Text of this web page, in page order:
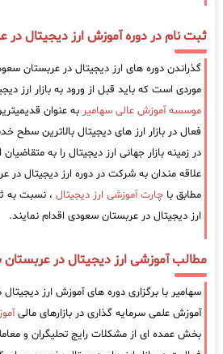
ثبت نام در دوره آموزش ارز دیجیتال
گذراندن دوره های ارز دیجیتال در عربستان
موردی است که باید قبل از ورود به بازار ارز
موسسه آموزش عالی سهامیر به عنوان
فعال در بازار ارز های دیجیتال بالاترین
در زمینه بازار جهانی ارز دیجیتال را به
علاقه مندان به شرکت در دوره ارز دیجیتال در
مطابق با چارت آموزشی ارز دیجیتال ، نسبت به
ارز دیجیتال در عربستان سعودی اقدام نمایند.
مطالب آموزشی ارز دیجیتال در
سهامیر با برگزاری دوره های آموزش ارز
آموزش علمی سرمایه گذاری در بازارهای مالی
بخش عمده ای از مشکلات رایج تحلیگران و